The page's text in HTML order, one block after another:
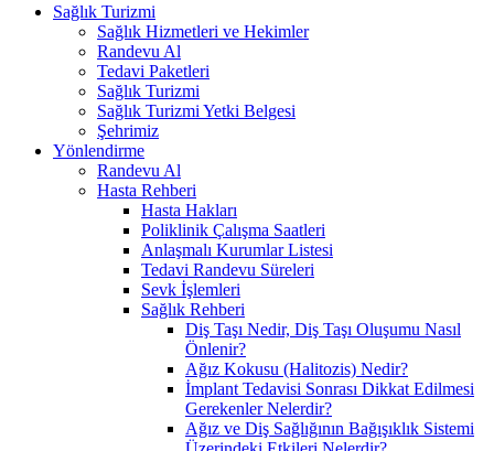
Sağlık Turizmi
Sağlık Hizmetleri ve Hekimler
Randevu Al
Tedavi Paketleri
Sağlık Turizmi
Sağlık Turizmi Yetki Belgesi
Şehrimiz
Yönlendirme
Randevu Al
Hasta Rehberi
Hasta Hakları
Poliklinik Çalışma Saatleri
Anlaşmalı Kurumlar Listesi
Tedavi Randevu Süreleri
Sevk İşlemleri
Sağlık Rehberi
Diş Taşı Nedir, Diş Taşı Oluşumu Nasıl
Önlenir?
Ağız Kokusu (Halitozis) Nedir?
İmplant Tedavisi Sonrası Dikkat Edilmesi
Gerekenler Nelerdir?
Ağız ve Diş Sağlığının Bağışıklık Sistemi